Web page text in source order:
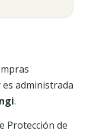
es administrada
.
Protección de